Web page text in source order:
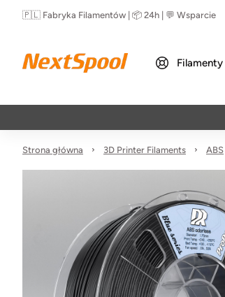
🇵🇱 Fabryka Filamentów | 📦 24h | 💬 Wsparcie
Filamenty
Strona główna 3D Printer Filaments ABS